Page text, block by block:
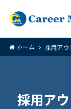
ホーム 採用アウ
採用ア